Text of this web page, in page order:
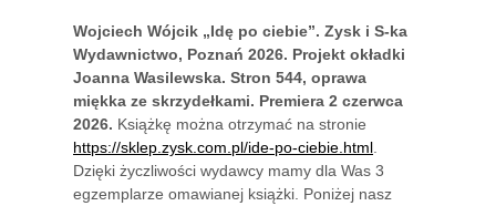
Wojciech Wójcik „Idę po ciebie”. Zysk i S-ka
Wydawnictwo, Poznań 2026. Projekt okładki
Joanna Wasilewska. Stron 544, oprawa
miękka ze skrzydełkami. Premiera 2 czerwca
2026. Książkę można otrzymać na stronie
https://sklep.zysk.com.pl/ide-po-ciebie.html
Dzięki życzliwości wydawcy mamy dla Was 3
egzemplarze omawianej książki. Poniżej nasz